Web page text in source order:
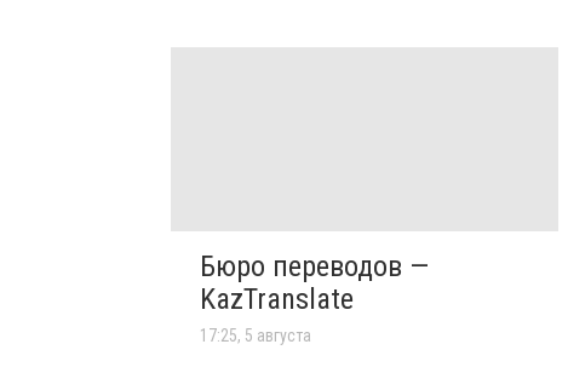
Бюро переводов —
KazTranslate
17:25, 5 августа